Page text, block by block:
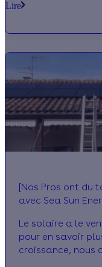
Sébastien
travaillons depuis
Une interview
Lire
[Nos Pros ont du
avec Sea Sun
Le solaire a le
pour en savoir
croissance, nous